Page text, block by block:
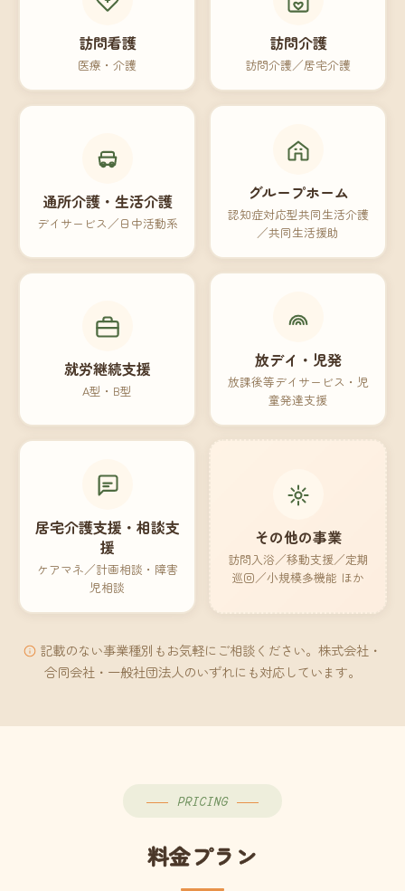
訪問看護
医療・介護
訪問介護
訪問介護／居宅介護
通所介護・生活介護
デイサービス／日中活動系
グループホーム
認知症対応型共同生活介護
／共同生活援助
就労継続支援
A型・B型
放デイ・児発
放課後等デイサービス・児
童発達支援
居宅介護支援・相談支
援
ケアマネ／計画相談・障害
児相談
その他の事業
訪問入浴／移動支援／定期
巡回／小規模多機能 ほか
記載のない事業種別もお気軽にご相談ください。株式会社・
合同会社・一般社団法人のいずれにも対応しています。
PRICING
料金プラン